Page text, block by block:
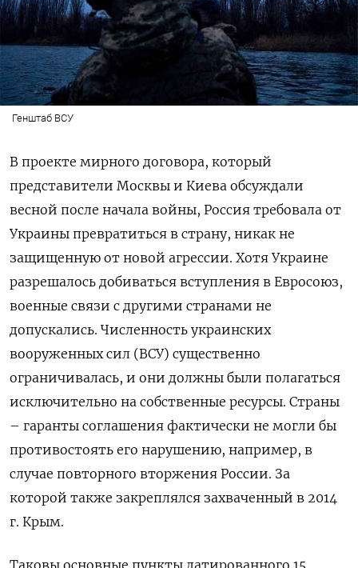
Генштаб ВСУ
В проекте мирного договора, который
представители Москвы и Киева обсуждали
весной после начала войны, Россия требовала от
Украины превратиться в страну, никак не
защищенную от новой агрессии. Хотя Украине
разрешалось добиваться вступления в Евросоюз,
военные связи с другими странами не
допускались. Численность украинских
вооруженных сил (ВСУ) существенно
ограничивалась, и они должны были полагаться
исключительно на собственные ресурсы. Страны
– гаранты соглашения фактически не могли бы
противостоять его нарушению, например, в
случае повторного вторжения России. За
которой также закреплялся захваченный в 2014
г. Крым.
Таковы основные пункты датированного 15